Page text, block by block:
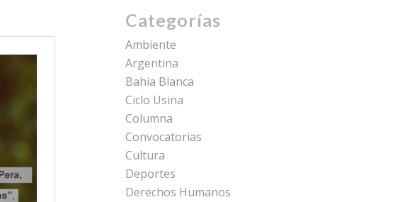
Categorías
Ambiente
Argentina
Bahia Blanca
Ciclo Usina
Columna
Convocatorias
Cultura
Deportes
Derechos Humanos